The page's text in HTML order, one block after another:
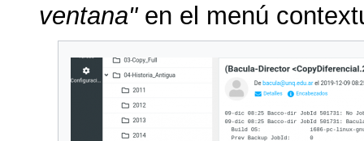
ventana"en el menú